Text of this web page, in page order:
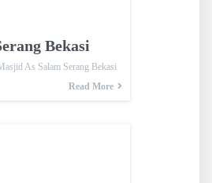
Bekasi
As Salam Serang Bekasi
Read More